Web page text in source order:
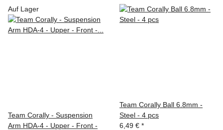
Auf Lager
Team Corally - Suspension
Arm HDA-4 - Upper - Front -
Team Corally Ball 6.8mm -
Steel - 4 pcs
6,49 € *